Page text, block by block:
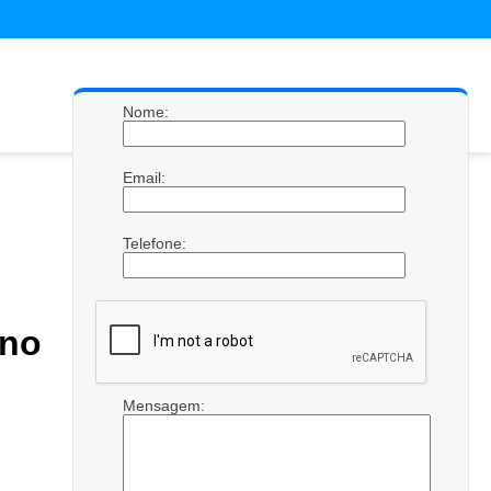
Nome:
Email:
Telefone:
Mensagem: